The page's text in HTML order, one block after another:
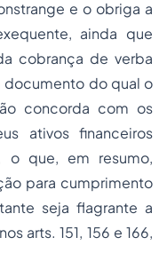
e o obriga a
ainda que
cobrança de verba
documento do qual o
concorda com os
ativos financeiros
o que, em resumo,
para cumprimento
seja flagrante a
arts. 151, 156 e 166,